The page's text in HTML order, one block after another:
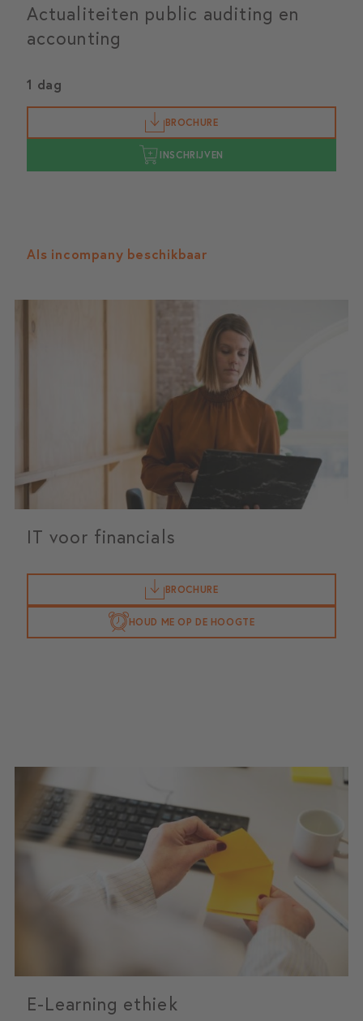
Actualiteiten public auditing en
accounting
1 dag
BROCHURE
INSCHRIJVEN
Als incompany beschikbaar
IT voor financials
BROCHURE
HOUD ME OP DE HOOGTE
E-Learning ethiek